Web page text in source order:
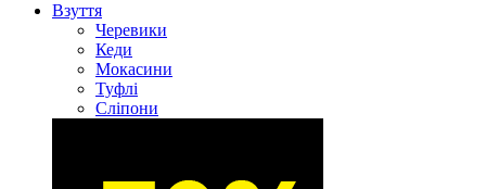
Взуття
Черевики
Кеди
Мокасини
Туфлі
Сліпони